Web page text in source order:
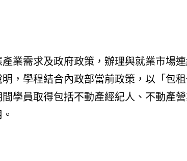
業需求及政府政策，辦理與就業市場
，學程結合內政部當前政策，以「包
學員取得包括不動產經紀人、不動產